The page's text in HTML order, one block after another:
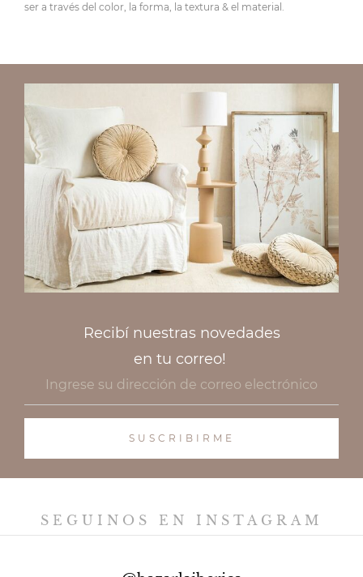
ser a través del color, la forma, la textura & el material.
Recibí nuestras novedades
en tu correo!
SEGUINOS EN INSTAGRAM